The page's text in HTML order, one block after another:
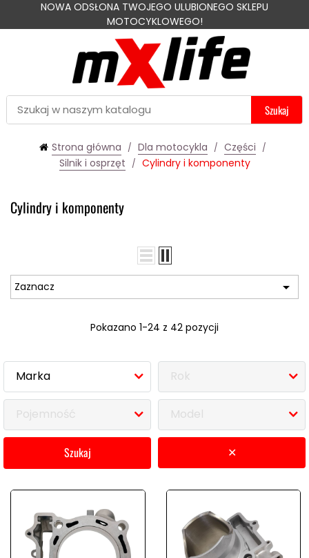
NOWA ODSŁONA TWOJEGO ULUBIONEGO SKLEPU
MOTOCYKLOWEGO!
Szukaj
Strona główna Dla motocykla
Części
Silnik i osprzęt
Cylindry i komponenty
Cylindry i komponenty
Zaznacz 
Pokazano 1-24 z 42 pozycji
Marka Rok
Pojemność Model
szukaj ✕